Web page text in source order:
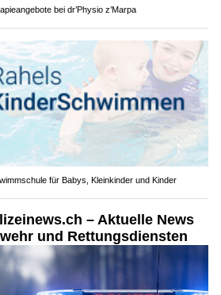
bei dr’Physio z’Marpa
für Babys, Kleinkinder und Kinder
– Aktuelle News
und Rettungsdiensten